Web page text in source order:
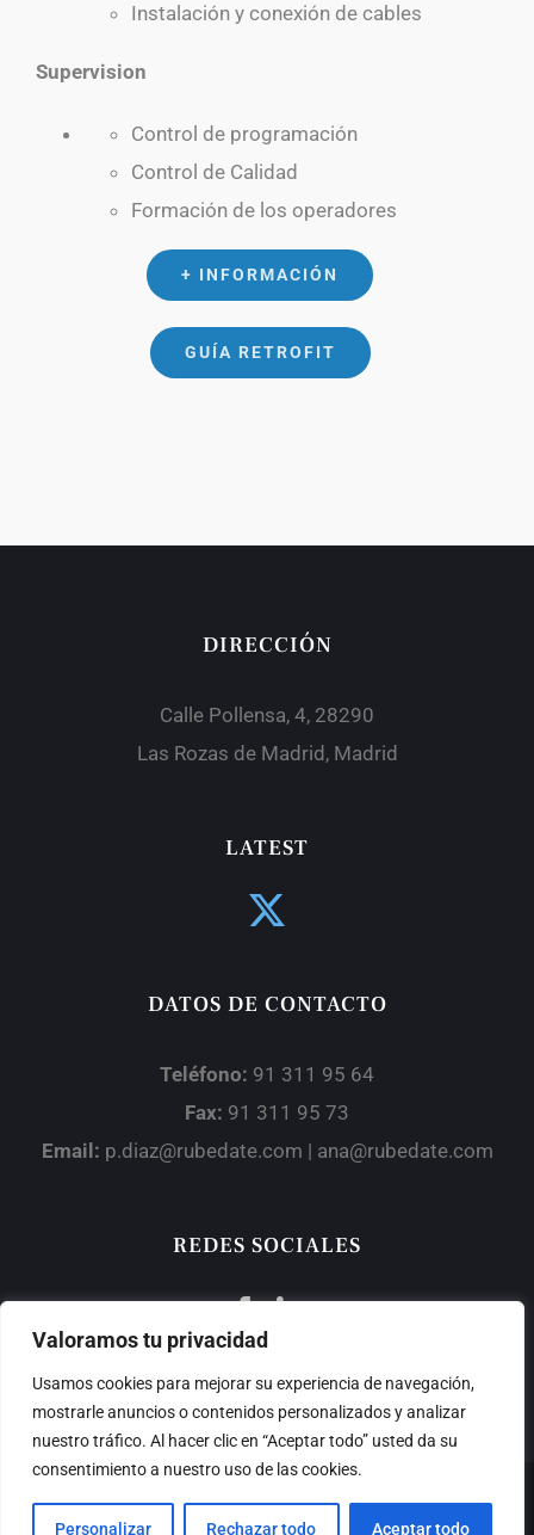
Valoramos tu privacidad
Usamos cookies para mejorar su experiencia de navegación,
mostrarle anuncios o contenidos personalizados y analizar
nuestro tráfico. Al hacer clic en “Aceptar todo” usted da su
consentimiento a nuestro uso de las cookies.
Personalizar Rechazar todo Aceptar todo
Instalación y conexión de cables
Supervision
Control de programación
Control de Calidad
Formación de los operadores
+ INFORMACIÓN
GUÍA RETROFIT
DIRECCIÓN
Calle Pollensa, 4, 28290
Las Rozas de Madrid, Madrid
LATEST
DATOS DE CONTACTO
Teléfono: 91 311 95 64
Fax: 91 311 95 73
Email: p.diaz@rubedate.com | ana@rubedate.com
REDES SOCIALES